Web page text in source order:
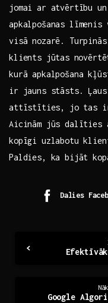
‌jomai ar atvērtību
apkalpošanas
visā nozarē.
klients jūtas⁢
kurā apkalpošana
ir jauns stāsts.
attīstīties, jo tas ir
Aicinām jūs dalīties
kopīgi uzlabotu
Paldies, ka bijāt
Dalies